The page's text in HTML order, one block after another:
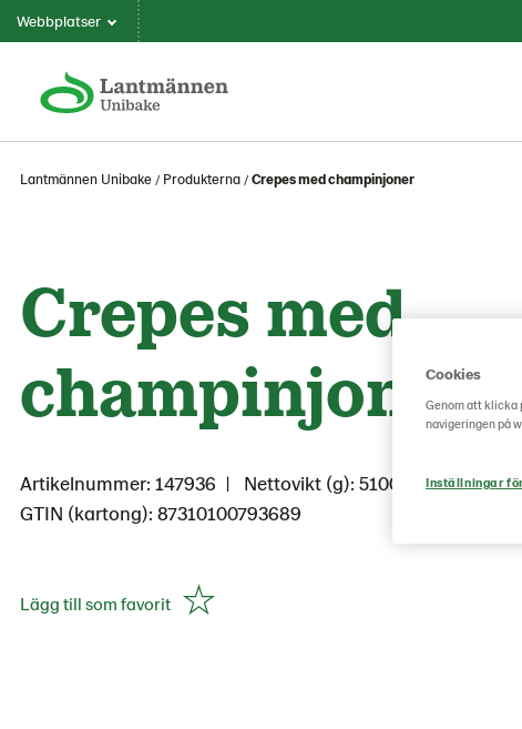
Webbplatser
Lantmännen Unibake Produkterna Crepes med champinjoner
Crepes med
champinjoner
Artikelnummer: 147936
Nettovikt (g): 5100
GTIN (kartong): 87310100793689
Lägg till som favorit
Cookies
Genom att klicka
navigeringen på
Inställningar